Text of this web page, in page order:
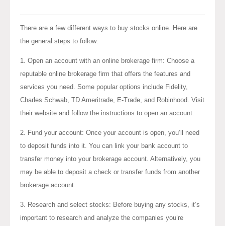
There are a few different ways to buy stocks online. Here are
the general steps to follow:
1. Open an account with an online brokerage firm: Choose a
reputable online brokerage firm that offers the features and
services you need. Some popular options include Fidelity,
Charles Schwab, TD Ameritrade, E-Trade, and Robinhood. Visit
their website and follow the instructions to open an account.
2. Fund your account: Once your account is open, you’ll need
to deposit funds into it. You can link your bank account to
transfer money into your brokerage account. Alternatively, you
may be able to deposit a check or transfer funds from another
brokerage account.
3. Research and select stocks: Before buying any stocks, it’s
important to research and analyze the companies you’re